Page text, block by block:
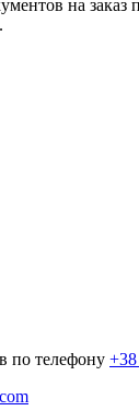
на заказ
по телефону